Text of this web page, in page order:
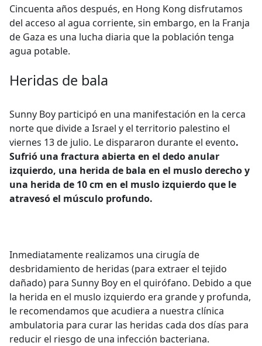
Cincuenta años después, en Hong Kong disfrutamos
del acceso al agua corriente, sin embargo, en la Franja
de Gaza es una lucha diaria que la población tenga
agua potable.
Heridas de bala
Sunny Boy participó en una manifestación en la cerca
norte que divide a Israel y el territorio palestino el
viernes 13 de julio. Le dispararon durante el evento.
Sufrió una fractura abierta en el dedo anular
izquierdo, una herida de bala en el muslo derecho y
una herida de 10 cm en el muslo izquierdo que le
atravesó el músculo profundo.
Inmediatamente realizamos una cirugía de
desbridamiento de heridas (para extraer el tejido
dañado) para Sunny Boy en el quirófano. Debido a que
la herida en el muslo izquierdo era grande y profunda,
le recomendamos que acudiera a nuestra clínica
ambulatoria para curar las heridas cada dos días para
reducir el riesgo de una infección bacteriana.